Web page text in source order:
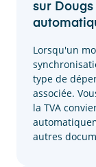
sur
Lorsqu'un
type de
associée.
la TVA
autres